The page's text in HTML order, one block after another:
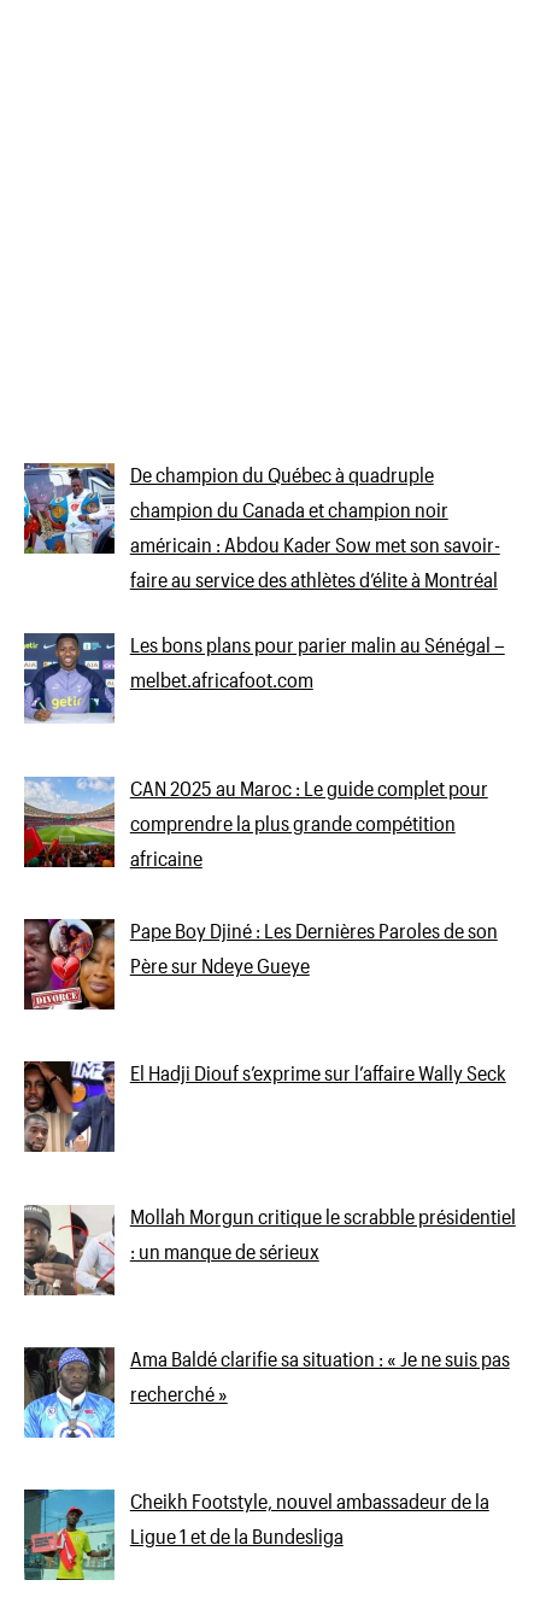
De champion du Québec à quadruple
champion du Canada et champion noir
américain : Abdou Kader Sow met son savoir-
faire au service des athlètes d’élite à Montréal
Les bons plans pour parier malin au Sénégal –
melbet.africafoot.com
CAN 2025 au Maroc : Le guide complet pour
comprendre la plus grande compétition
africaine
Pape Boy Djiné : Les Dernières Paroles de son
Père sur Ndeye Gueye
El Hadji Diouf s’exprime sur l’affaire Wally Seck
Mollah Morgun critique le scrabble présidentiel
: un manque de sérieux
Ama Baldé clarifie sa situation : « Je ne suis pas
recherché »
Cheikh Footstyle, nouvel ambassadeur de la
Ligue 1 et de la Bundesliga